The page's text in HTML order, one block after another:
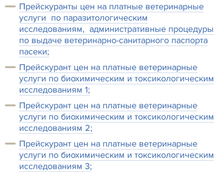
Прейскуранты цен на платные ветеринарные
услуги по паразитологическим
исследованиям, административные процедуры
по выдаче ветеринарно-санитарного паспорта
пасеки;
Прейскурант цен на платные ветеринарные
услуги по биохимическим и токсикологическим
исследованиям 1;
Прейскурант цен на платные ветеринарные
услуги по биохимическим и токсикологическим
исследованиям 2;
Прейскурант цен на платные ветеринарные
услуги по биохимическим и токсикологическим
исследованиям 3;